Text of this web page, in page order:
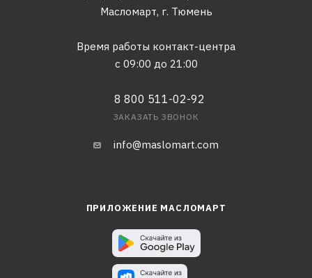
Масломарт, г. Тюмень
Время работы контакт-центра
с 09:00 до 21:00
8 800 511-02-92
ЗАКАЗАТЬ ЗВОНОК
info@maslomart.com
ПРИЛОЖЕНИЕ МАСЛОМАРТ